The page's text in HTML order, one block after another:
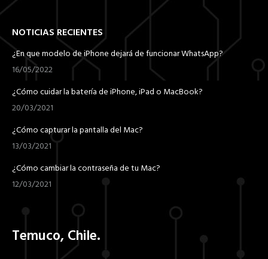
NOTICIAS RECIENTES
¿En que modelo de iPhone dejará de funcionar WhatsApp?
16/05/2022
¿Cómo cuidar la batería de iPhone, iPad o MacBook?
20/03/2021
¿Cómo capturar la pantalla del Mac?
13/03/2021
¿Cómo cambiar la contraseña de tu Mac?
12/03/2021
Temuco, Chile.